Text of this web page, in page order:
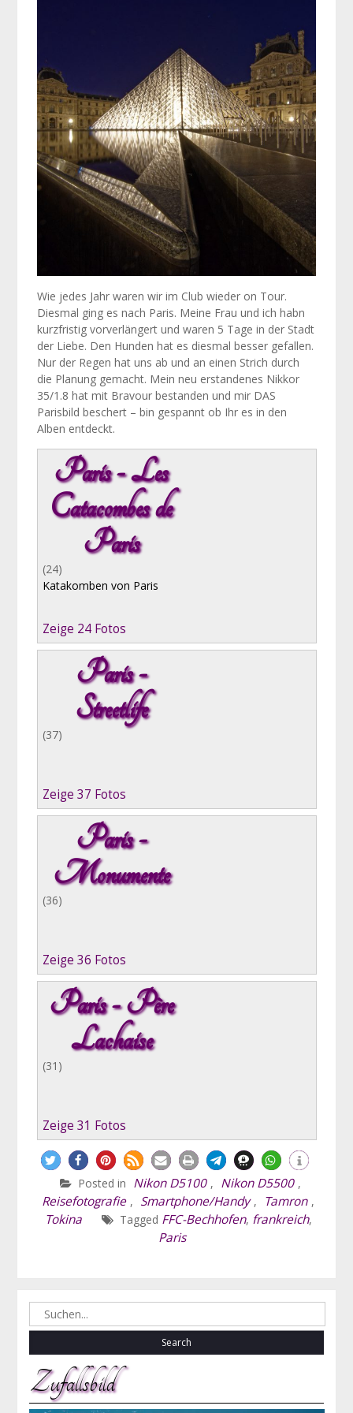
Wie jedes Jahr waren wir im Club wieder on Tour.
Diesmal ging es nach Paris. Meine Frau und ich habn
kurzfristig vorverlängert und waren 5 Tage in der Stadt
der Liebe. Den Hunden hat es diesmal besser gefallen.
Nur der Regen hat uns ab und an einen Strich durch
die Planung gemacht. Mein neu erstandenes Nikkor
35/1.8 hat mit Bravour bestanden und mir DAS
Parisbild beschert – bin gespannt ob Ihr es in den
Alben entdeckt.
Paris - Les
Catacombes de
Paris
(24)
Katakomben von Paris
Zeige 24 Fotos
Paris -
Streetlife
(37)
Zeige 37 Fotos
Paris -
Monumente
(36)
Zeige 36 Fotos
Paris - Père
Lachaise
(31)
Zeige 31 Fotos
Posted in Nikon D5100 , Nikon D5500 ,
Reisefotografie , Smartphone/Handy , Tamron ,
Tokina Tagged FFC-Bechhofen, frankreich,
Paris
Search
for:
Zufallsbild